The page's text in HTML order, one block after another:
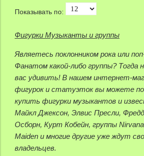
Показывать по:
Фигурки Музыканты и группы
Являетесь поклонником рока или
Фанатом какой-либо группы? Тогда
вас удивить! В нашем интернет-
фигурок и статуэток вы можете
купить фигурки музыкантов и
Майкл Джексон, Элвис Пресли,
Осборн, Курт Кобейн, группы
Maiden и многие другие уже ждут
владельцев.